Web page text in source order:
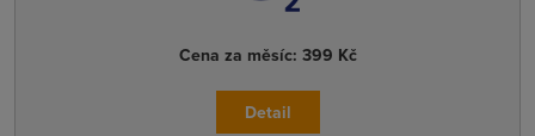
Cena za měsíc: 399 Kč
Detail